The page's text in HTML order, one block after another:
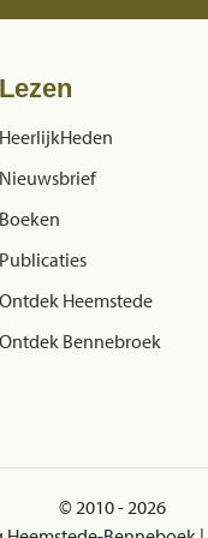
Lezen
HeerlijkHeden
Nieuwsbrief
Boeken
Publicaties
Ontdek Heemstede
Ontdek Bennebroek
© 2010 - 2026